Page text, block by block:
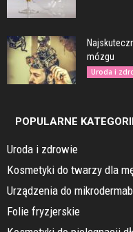
mózgu
Uroda i
POPULARNE
Uroda i zdrowie
Kosmetyki do twarzy dla
Urządzenia do
Folie fryzjerskie